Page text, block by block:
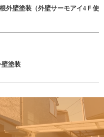
外壁塗装（外壁サーモアイ4Ｆ使
壁塗装